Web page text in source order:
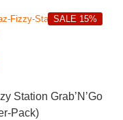
Station Grab’N’Go
Pack)
SALE 15%